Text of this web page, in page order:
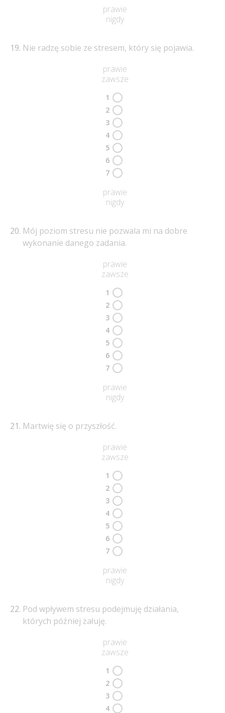
prawie
nigdy
Nie radzę sobie ze stresem, który się pojawia.
prawie
zawsze
1
2
3
4
5
6
7
prawie
nigdy
Mój poziom stresu nie pozwala mi na dobre
wykonanie danego zadania.
prawie
zawsze
1
2
3
4
5
6
7
prawie
nigdy
Martwię się o przyszłość.
prawie
zawsze
1
2
3
4
5
6
7
prawie
nigdy
Pod wpływem stresu podejmuję działania,
których później żałuję.
prawie
zawsze
1
2
3
4